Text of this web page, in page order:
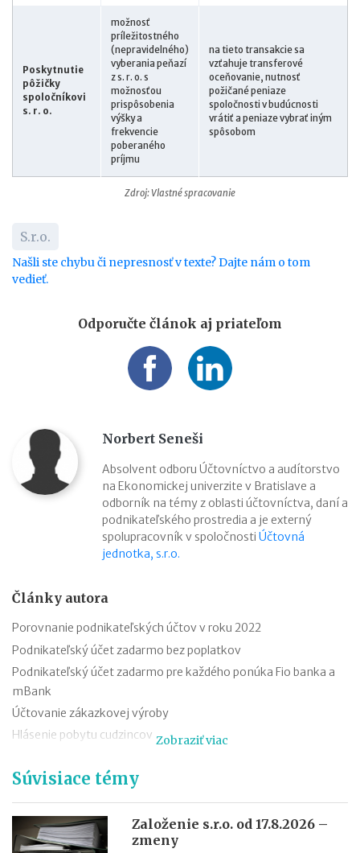
Zdroj: Vlastné spracovanie
Poskytnutie
pôžičky
spoločníkovi
s. r. o.
možnosť
príležitostného
(nepravidelného)
vyberania peňazí
z s. r. o. s
možnosťou
prispôsobenia
výšky a
frekvencie
poberaného
príjmu
na tieto transakcie sa
vzťahuje transferové
oceňovanie, nutnosť
požičané peniaze
spoločnosti v budúcnosti
vrátiť a peniaze vybrať iným
spôsobom
S.r.o.
Našli ste chybu či nepresnosť v texte? Dajte nám o tom
vedieť.
Odporučte článok aj priateľom
Norbert Seneši
Absolvent odboru Účtovníctvo a audítorstvo
na Ekonomickej univerzite v Bratislave a
odborník na témy z oblasti účtovníctva, daní a
podnikateľského prostredia a je externý
spolupracovník v spoločnosti Účtovná
jednotka, s.r.o.
Články autora
Porovnanie podnikateľských účtov v roku 2022
Podnikateľský účet zadarmo bez poplatkov
Podnikateľský účet zadarmo pre každého ponúka Fio banka a
mBank
Účtovanie zákazkovej výroby
Hlásenie pobytu cudzincov
Cestovné náhrady pri elektromobiloch
Odpisovanie elektromobilov a elektrobicyklov
Kontroly v oblasti registratúry
Registratúrny plán a registratúrny poriadok
Zobraziť viac
Súvisiace témy
Založenie s.r.o. od 17.8.2026 –
zmeny